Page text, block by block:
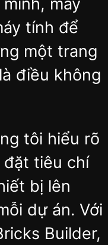
máy
tính để
một trang
điều không
tôi hiểu rõ
đặt tiêu chí
bị lên
dự án. Với
Builder,